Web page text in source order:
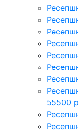
55500 р